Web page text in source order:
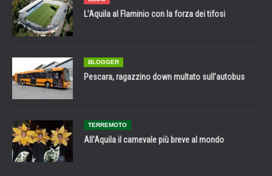
L’Aquila al Flaminio con la forza dei tifosi
BLOGGER
Pescara, ragazzino down multato sull’autobus
TERREMOTO
All’Aquila il carnevale più breve al mondo